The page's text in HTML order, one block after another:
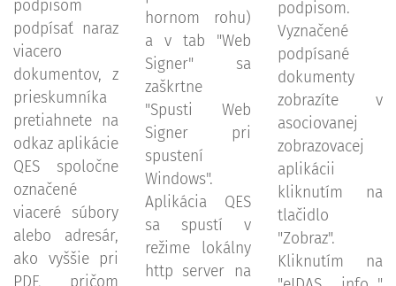
podpisom
podpísať naraz
viacero
dokumentov, z
prieskumníka
pretiahnete na
odkaz aplikácie
QES spoločne
označené
viaceré súbory
alebo adresár,
ako vyššie pri
PDF, pričom
hornom rohu)
a v tab "Web
Signer" sa
zaškrtne
"Spusti Web
Signer pri
spustení
Windows".
Aplikácia QES
sa spustí v
režime lokálny
http server na
podpisom.
Vyznačené
podpísané
dokumenty
zobrazíte v
asociovanej
zobrazovacej
aplikácii
kliknutím na
tlačidlo
"Zobraz".
Kliknutím na